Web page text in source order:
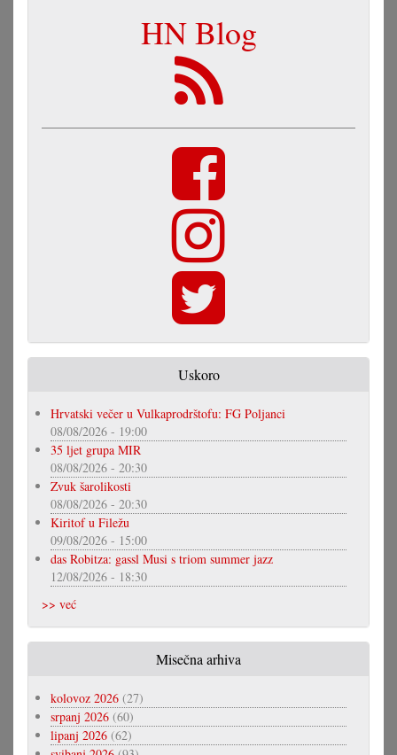
HN Blog
Uskoro
Hrvatski večer u Vulkaprodrštofu: FG Poljanci
08/08/2026 - 19:00
35 ljet grupa MIR
08/08/2026 - 20:30
Zvuk šarolikosti
08/08/2026 - 20:30
Kiritof u Filežu
09/08/2026 - 15:00
das Robitza: gassl Musi s triom summer jazz
12/08/2026 - 18:30
>> već
Misečna arhiva
kolovoz 2026 (27)
srpanj 2026 (60)
lipanj 2026 (62)